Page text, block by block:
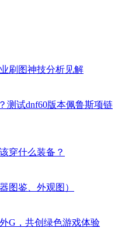
刷图神技分析见解
测试dnf60版本佩鲁斯项链
穿什么装备？
图鉴、外观图）
G，共创绿色游戏体验